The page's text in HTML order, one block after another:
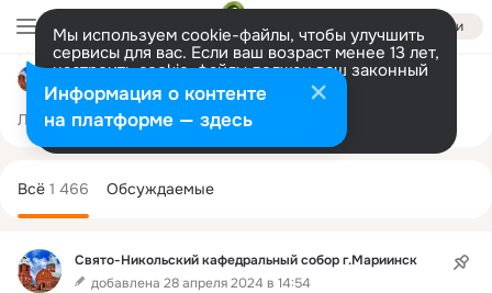
Войти
Мы используем cookie-файлы, чтобы улучшить
сервисы для вас. Если ваш возраст менее 13 лет,
настроить cookie-файлы должен ваш законный
представитель. Больше информации
Разрешить все Настроить
Свято-Никольский кафедральный собор г.Мариинск
Лента Участники 1.1K Темы 1.4K
Свято-Никольский кафедральный собор г.Мариинск
добавлена 28 апреля 2024 в 14:54
колонка
Всё 1 466 Обсуждаемые
Информация о контенте
на платформе — здесь